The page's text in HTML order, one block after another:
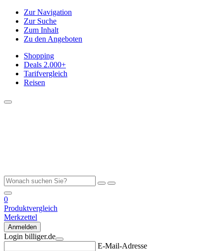
Zur Navigation
Zur Suche
Zum Inhalt
Zu den Angeboten
Shopping
Deals 2.000+
Tarifvergleich
Reisen
0
Produktvergleich
Merkzettel
Anmelden
Login billiger.de
E-Mail-Adresse